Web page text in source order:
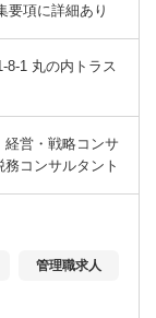
項に詳細あり
1 丸の内トラス
営・戦略コンサ
コンサルタント
管理職求人